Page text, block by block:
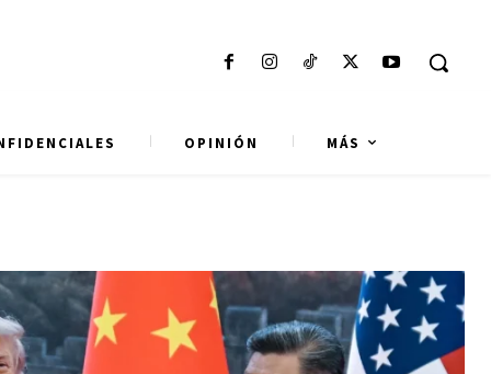
OPINIÓN MÁS